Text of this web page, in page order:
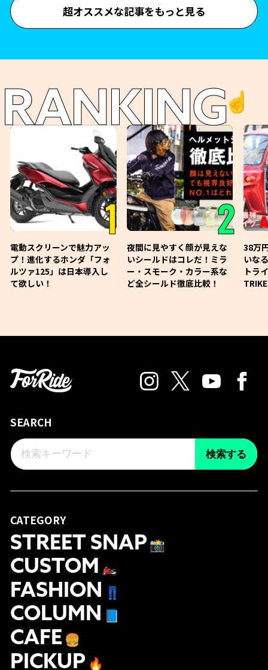
超オススメな記事をもっと見る
RANKING☝️
1
電動スクリーンで魅力アッ
プ！進化するホンダ「フォ
ルツァ125」は日本導入し
て欲しい！
2
夜間に見やすく顔が見えな
いシールドはコレだ！ミラ
ー・スモーク・カラー系な
ど全シールド徹底比較！
38万
いな
トラ
SEARCH
検索する
CATEGORY
STREET SNAP 📸
CUSTOM 🏍
FASHION 👖
COLUMN
CAFE 🍔
PICKUP 🔥